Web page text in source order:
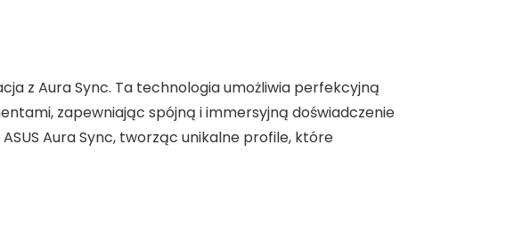
z Aura Sync. Ta technologia umożliwia perfekcyjną
zapewniając spójną i immersyjną doświadczenie
Aura Sync, tworząc unikalne profile, które